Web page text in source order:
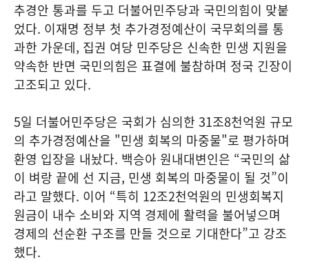
추경안 통과를 두고 더불어민주당과 국민의힘이 맞붙
었다. 이재명 정부 첫 추가경정예산이 국무회의를 통
과한 가운데, 집권 여당 민주당은 신속한 민생 지원을
약속한 반면 국민의힘은 표결에 불참하며 정국 긴장이
고조되고 있다.
5일 더불어민주당은 국회가 심의한 31조8천억원 규모
의 추가경정예산을 "민생 회복의 마중물"로 평가하며
환영 입장을 내놨다. 백승아 원내대변인은 “국민의 삶
이 벼랑 끝에 선 지금, 민생 회복의 마중물이 될 것”이
라고 말했다. 이어 “특히 12조2천억원의 민생회복지
원금이 내수 소비와 지역 경제에 활력을 불어넣으며
경제의 선순환 구조를 만들 것으로 기대한다”고 강조
했다.